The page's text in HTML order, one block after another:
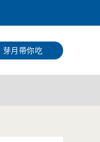
尋
芽月帶你吃